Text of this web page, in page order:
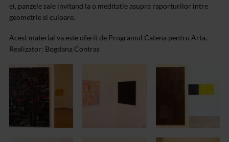
ei, panzele sale invitand la o meditatie asupra raporturilor intre
geometrie si culoare.
Acest material va este oferit de Programul Catena pentru Arta.
Realizator: Bogdana Contras